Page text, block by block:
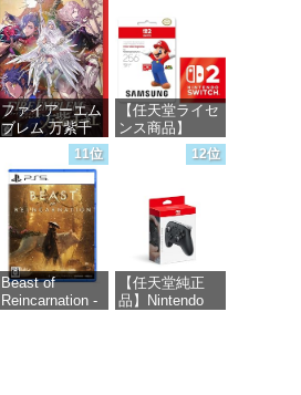
価格：¥6,144
ファイアーエム
ブレム 万紫千
紅 -Switch2
価格：¥8,979
【任天堂ライセ
ンス商品】
256GB for
Nintendo Switch
2(サムスン マイ
クロSDエクス
プレスカード
256GB)
【Amazon.co.jp
11位
Beast of
Reincarnation -
12位
【任天堂純正
品】Nintendo